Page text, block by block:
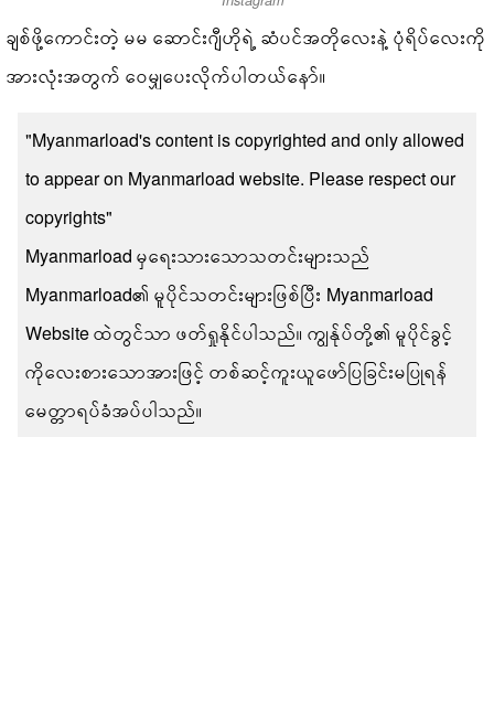
ချစ်ဖို့ကောင်းတဲ့ မမ ဆောင်းဂျီဟိုရဲ့ ဆံပင်အတိုလေးနဲ့ ပုံရိပ်လေးကို
အားလုံးအတွက် ဝေမျှပေးလိုက်ပါတယ်နော်။
"Myanmarload's content is copyrighted and only allowed
to appear on Myanmarload website. Please respect our
copyrights"
Myanmarload မှရေးသားသောသတင်းများသည်
Myanmarload၏ မူပိုင်သတင်းများဖြစ်ပြီး Myanmarload
Website ထဲတွင်သာ ဖတ်ရှုနိုင်ပါသည်။ ကျွန်ုပ်တို့၏ မူပိုင်ခွင့်
ကိုလေးစားသောအားဖြင့် တစ်ဆင့်ကူးယူဖော်ပြခြင်းမပြုရန်
မေတ္တာရပ်ခံအပ်ပါသည်။